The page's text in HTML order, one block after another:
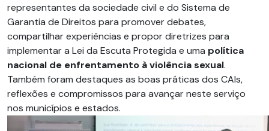
representantes da sociedade civil e do Sistema de
Garantia de Direitos para promover debates,
compartilhar experiências e propor diretrizes para
implementar a Lei da Escuta Protegida e uma política
nacional de enfrentamento à violência sexual.
Também foram destaques as boas práticas dos CAIs,
reflexões e compromissos para avançar neste serviço
nos municípios e estados.